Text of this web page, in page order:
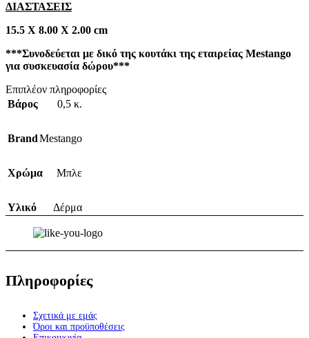
ΔΙΑΣΤΑΣΕΙΣ
15.5 Χ 8.00 Χ 2.00 cm
***Συνοδεύεται με δικό της κουτάκι της εταιρείας Mestango
για συσκευασία δώρου***
Επιπλέον πληροφορίες
Βάρος
0,5 κ.
BrandMestango
Χρώμα Μπλε
Υλικό Δέρμα
Πληροφορίες
Σχετικά με εμάς
Όροι και προϋποθέσεις